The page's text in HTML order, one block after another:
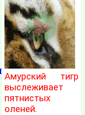
Амурский тигр
выслеживает
пятнистых
оленей.